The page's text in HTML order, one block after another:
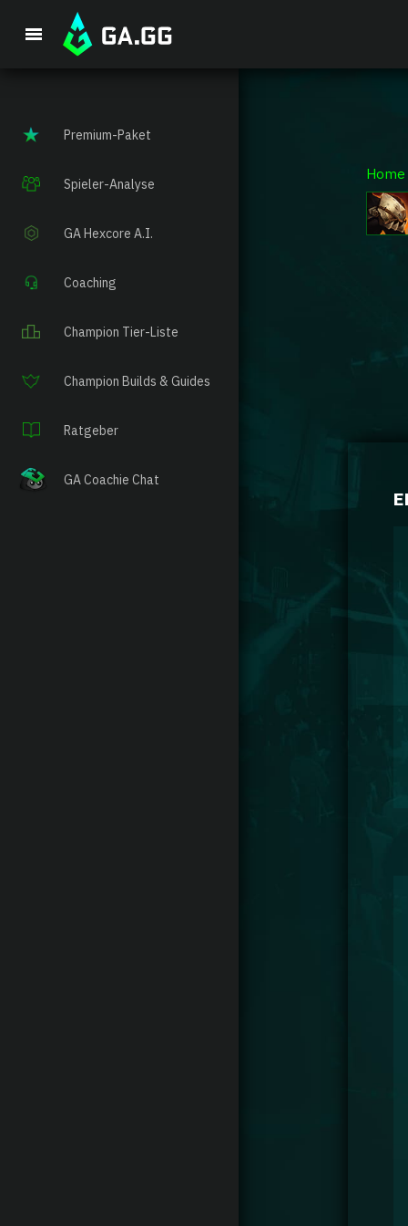
Premium-Paket
Spieler-Analyse
GA Hexcore A.I.
Coaching
Champion Tier-Liste
Champion Builds & Guides
Ratgeber
GA Coachie Chat
Home